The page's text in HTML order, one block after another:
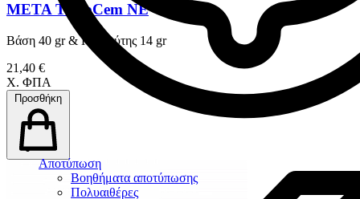
Αποτύπωση
Βοηθήματα αποτύπωσης
Πολυαιθέρες
META TempCem ΝΕ
Βάση 40 gr & Καταλύτης 14 gr
21,40 €
Χ. ΦΠΑ
Προσθήκη